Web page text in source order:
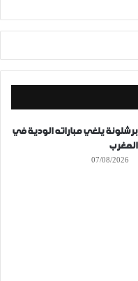
برشلونة يلغي مباراته الودية في
المغرب
07/08/2026